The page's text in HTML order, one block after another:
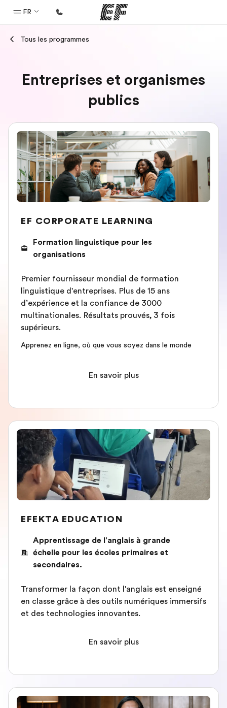
FR
Programmes
Bureaux
Trouver un bureau
A propos de nous
Qui sommes-nous ?
EF recrute
Tous les programmes
Entreprises et organismes
publics
EF CORPORATE LEARNING
Formation linguistique pour les
organisations
Premier fournisseur mondial de formation
linguistique d'entreprises. Plus de 15 ans
d’expérience et la confiance de 3000
multinationales. Résultats prouvés, 3 fois
supérieurs.
Apprenez en ligne, où que vous soyez dans le monde
En savoir plus
EFEKTA EDUCATION
Apprentissage de l'anglais à grande
échelle pour les écoles primaires et
secondaires.
Transformer la façon dont l'anglais est enseigné
en classe grâce à des outils numériques immersifs
et des technologies innovantes.
En savoir plus